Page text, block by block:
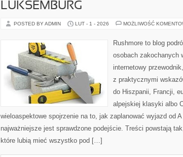
LUKSEMBURG
POSTED BY ADMIN LUT - 1 - 2026 MOŻLIWOŚĆ
Rushmore to blog
osobach zakochanych
internetowy
z praktycznymi
do Hiszpanii, Francji,
alpejskiej klasyki albo
wieloaspektowe spojrzenie na to, jak zaplanować wyjazd od
najważniejsze jest sprawdzone podejście. Treści powstają
które lubią mieć wszystko pod […]